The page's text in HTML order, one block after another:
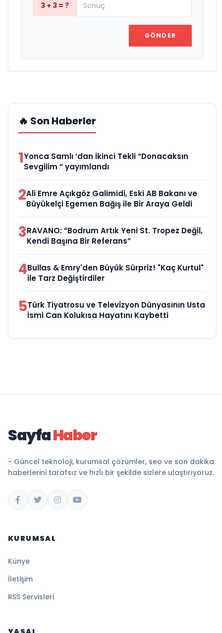
3 + 3 = ?
GÖNDER
🔥 Son Haberler
1Yonca Samlı ‘dan İkinci Tekli “Donacaksın
Sevgilim “ yayımlandı
2Ali Emre Açıkgöz Galimidi, Eski AB Bakanı ve
Büyükelçi Egemen Bağış ile Bir Araya Geldi
3RAVANO: “Bodrum Artık Yeni St. Tropez Değil,
Kendi Başına Bir Referans”
4Bullas & Emry'den Büyük Sürpriz! "Kaç Kurtul"
ile Tarz Değiştirdiler
5Türk Tiyatrosu ve Televizyon Dünyasının Usta
İsmi Can Kolukısa Hayatını Kaybetti
SayfaHaber
- Güncel teknoloji, kurumsal çözümler, seo ve son dakika
haberlerini tarafsız ve hızlı bir şekilde sizlere ulaştırıyoruz.
KURUMSAL
Künye
İletişim
RSS Servisleri